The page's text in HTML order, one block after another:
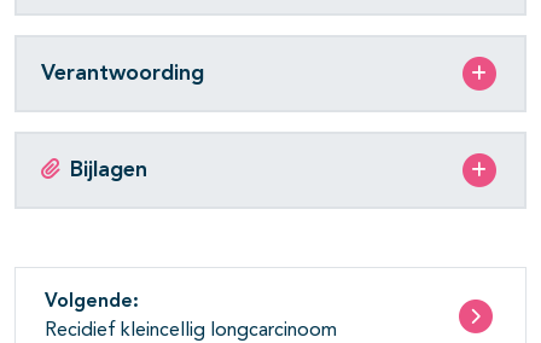
Verantwoording
Bijlagen
Volgende:
Recidief kleincellig longcarcinoom